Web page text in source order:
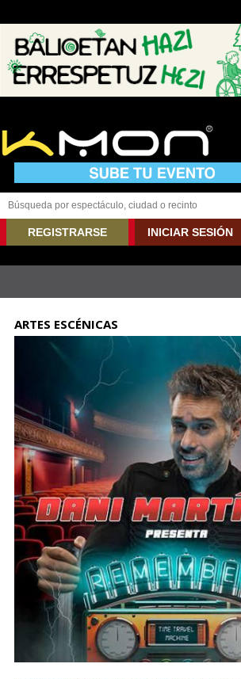
REGISTRARSE INICIAR SESIÓN
ARTES ESCÉNICAS